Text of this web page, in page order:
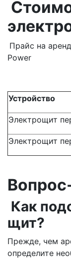
Прайс на
Power
Устройство
Электрощит
Электрощит
Как
щит?
Прежде, чем
определите